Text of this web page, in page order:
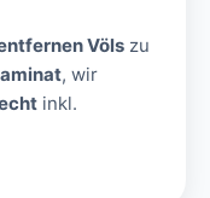
Völs zu
, wir
inkl.